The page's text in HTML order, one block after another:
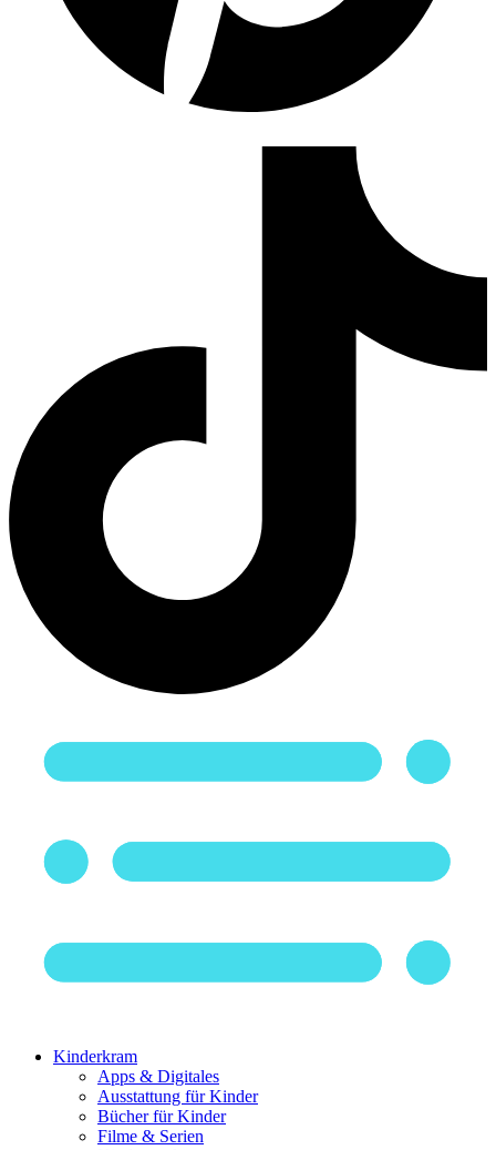
Kinderkram
Apps & Digitales
Ausstattung für Kinder
Bücher für Kinder
Filme & Serien